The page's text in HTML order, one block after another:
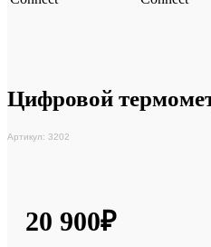
Цифровой
Артикул: 3202
20 900₽